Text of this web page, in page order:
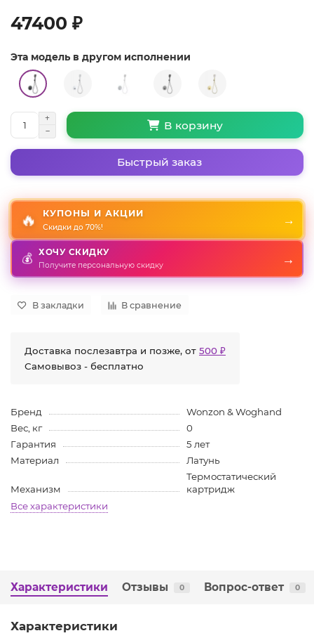
47400 ₽
Эта модель в другом исполнении
В корзину
Быстрый заказ
🔥 КУПОНЫ И АКЦИИ
Скидки до 70%!
→
💰 ХОЧУ СКИДКУ
Получите персональную скидку →
В закладки В сравнение
Доставка послезавтра и позже, от 500 ₽
Самовывоз - бесплатно
Бренд
Wonzon & Woghand
Вес, кг
0
Гарантия
5 лет
Материал
Латунь
Механизм
Термостатический
картридж
Все характеристики
Характеристики Отзывы 0 Вопрос-ответ 0
Характеристики